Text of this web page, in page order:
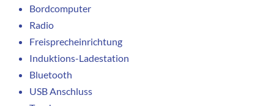
Bordcomputer
Radio
Freisprecheinrichtung
Induktions-Ladestation
Bluetooth
USB Anschluss